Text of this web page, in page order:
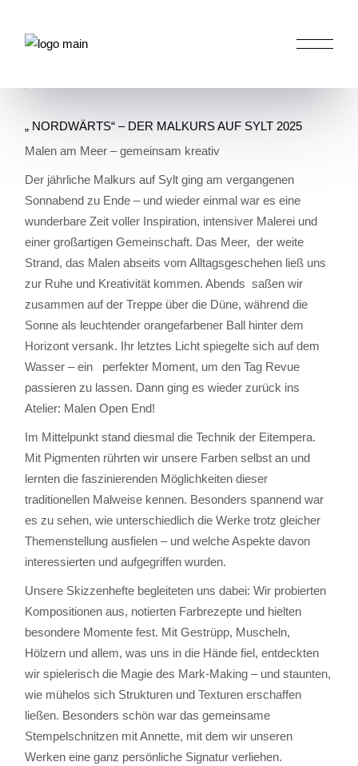
content
MALKURS AUF SYLT 2025
„ NORDWÄRTS“ – DER MALKURS AUF SYLT 2025
Malen am Meer – gemeinsam kreativ
Der jährliche Malkurs auf Sylt ging am vergangenen
Sonnabend zu Ende – und wieder einmal war es eine
wunderbare Zeit voller Inspiration, intensiver Malerei und
einer großartigen Gemeinschaft. Das Meer, der weite
Strand, das Malen abseits vom Alltagsgeschehen ließ uns
zur Ruhe und Kreativität kommen. Abends saßen wir
zusammen auf der Treppe über die Düne, während die
Sonne als leuchtender orangefarbener Ball hinter dem
Horizont versank. Ihr letztes Licht spiegelte sich auf dem
Wasser – ein perfekter Moment, um den Tag Revue
passieren zu lassen. Dann ging es wieder zurück ins
Atelier: Malen Open End!
Im Mittelpunkt stand diesmal die Technik der Eitempera.
Mit Pigmenten rührten wir unsere Farben selbst an und
lernten die faszinierenden Möglichkeiten dieser
traditionellen Malweise kennen. Besonders spannend war
es zu sehen, wie unterschiedlich die Werke trotz gleicher
Themenstellung ausfielen – und welche Aspekte davon
interessierten und aufgegriffen wurden.
Unsere Skizzenhefte begleiteten uns dabei: Wir probierten
Kompositionen aus, notierten Farbrezepte und hielten
besondere Momente fest. Mit Gestrüpp, Muscheln,
Hölzern und allem, was uns in die Hände fiel, entdeckten
wir spielerisch die Magie des Mark-Making – und staunten,
wie mühelos sich Strukturen und Texturen erschaffen
ließen. Besonders schön war das gemeinsame
Stempelschnitzen mit Annette, mit dem wir unseren
Werken eine ganz persönliche Signatur verliehen.